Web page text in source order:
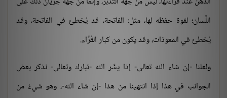
اللِّسان؛ لقوة حفظه لها، مثل: الفاتحة، قد يُخطئ في الفاتحة، وقد
يُخطئ في المعوذات، وقد يكون من كبار القُرَّاء.
ولعلنا -إن شاء الله تعالى- إذا يسَّر الله -تبارك وتعالى- نذكر بعض
الجوانب في هذا إذا انتهينا من هذا -إن شاء الله-، وهو شيءٌ من